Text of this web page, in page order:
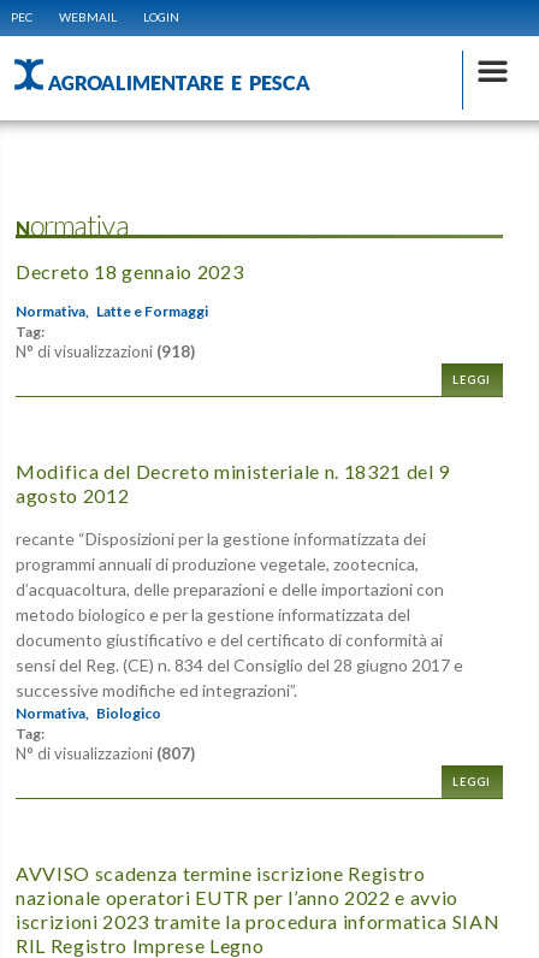
PEC WEBMAIL LOGIN
AGROALIMENTARE E PESCA
Normativa
Decreto 18 gennaio 2023
Normativa, Latte e Formaggi
Tag:
N° di visualizzazioni (918)
LEGGI
Modifica del Decreto ministeriale n. 18321 del 9
agosto 2012
recante “Disposizioni per la gestione informatizzata dei
programmi annuali di produzione vegetale, zootecnica,
d’acquacoltura, delle preparazioni e delle importazioni con
metodo biologico e per la gestione informatizzata del
documento giustificativo e del certificato di conformità ai
sensi del Reg. (CE) n. 834 del Consiglio del 28 giugno 2017 e
successive modifiche ed integrazioni”.
Normativa,
Biologico
Tag:
N° di visualizzazioni (807)
LEGGI
AVVISO scadenza termine iscrizione Registro
nazionale operatori EUTR per l’anno 2022 e avvio
iscrizioni 2023 tramite la procedura informatica SIAN
RIL Registro Imprese Legno